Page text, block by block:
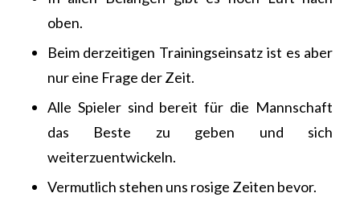
oben.
Beim derzeitigen Trainingseinsatz ist es aber
nur eine Frage der Zeit.
Alle Spieler sind bereit für die Mannschaft
das Beste zu geben und sich
weiterzuentwickeln.
Vermutlich stehen uns rosige Zeiten bevor.